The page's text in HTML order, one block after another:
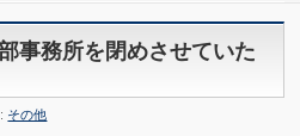
事務所を閉めさせていた
その他